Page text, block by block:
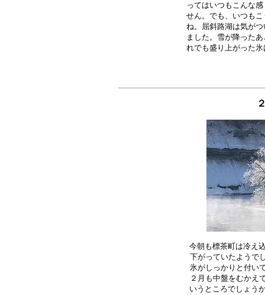
ってはいつもこんな
せん。でも、いつも
ね。屈斜路湖は気が
ました。雪が降った
今朝も標茶町は冷え
下がっていたようで
氷がしっかりと付い
２月も中盤をむかえ
いうところでしょう